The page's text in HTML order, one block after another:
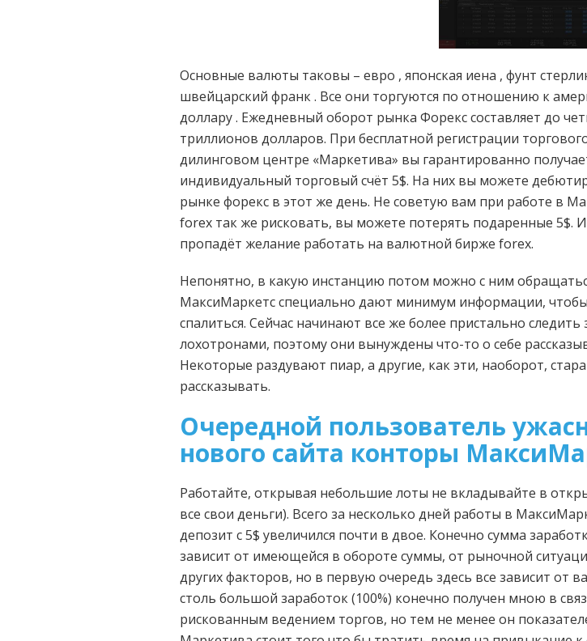
Основные валюты таковы – евро , японская иена , фунт
швейцарский франк . Все они торгуются по отношению к
доллару . Ежедневный оборот рынка Форекс составляет до
триллионов долларов. При бесплатной регистрации
дилинговом центре «Маркетива» вы гарантированно
индивидуальный торговый счёт 5$. На них вы можете
рынке форекс в этот же день. Не советую вам при работе в
forex так же рисковать, вы можете потерять подаренные 5$. И
пропадёт желание работать на валютной бирже forex.
Непонятно, в какую инстанцию потом можно с ним
МаксиМаркетс специально дают минимум информации,
спалиться. Сейчас начинают все же более пристально следить
лохотронами, поэтому они вынуждены что-то о себе
Некоторые раздувают пиар, а другие, как эти, наоборот,
рассказывать.
Очередной пользователь
нового сайта конторы
Работайте, открывая небольшие лоты не вкладывайте в
все свои деньги). Всего за несколько дней работы в
депозит с 5$ увеличился почти в двое. Конечно сумма
зависит от имеющейся в обороте суммы, от рыночной
других факторов, но в первую очередь здесь все зависит от
столь большой заработок (100%) конечно получен мною в
рискованным ведением торгов, но тем не менее он